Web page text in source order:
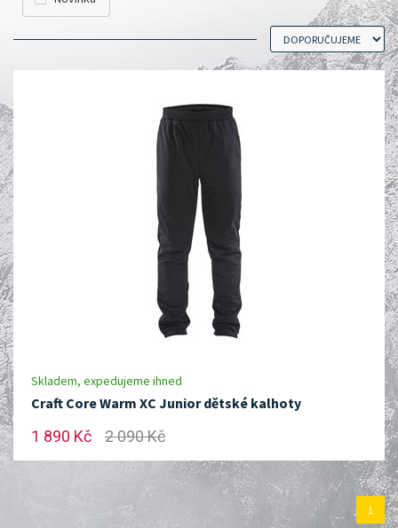
Skladem, expedujeme ihned
Craft Core Warm XC Junior dětské kalhoty
1 890 Kč 2 090 Kč
1